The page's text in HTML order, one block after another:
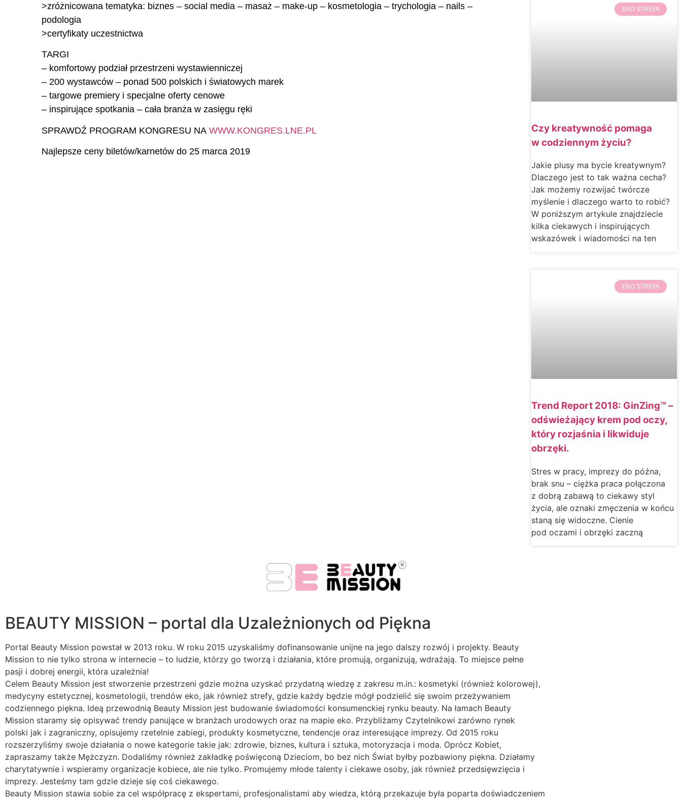
>zróżnicowana tematyka: biznes – social media – masaż – make-up – kosmetologia – trychologia – nails –
podologia
>certyfikaty uczestnictwa
TARGI
– komfortowy podział przestrzeni wystawienniczej
– 200 wystawców – ponad 500 polskich i światowych marek
– targowe premiery i specjalne oferty cenowe
– inspirujące spotkania – cała branża w zasięgu ręki
SPRAWDŹ PROGRAM KONGRESU NA WWW.KONGRES.LNE.PL
Najlepsze ceny biletów/karnetów do 25 marca 2019
EKO STREFA
Czy kreatywność pomaga
w codziennym życiu?
Jakie plusy ma bycie kreatywnym?
Dlaczego jest to tak ważna cecha?
Jak możemy rozwijać twórcze
myślenie i dlaczego warto to robić?
W poniższym artykule znajdziecie
kilka ciekawych i inspirujących
wskazówek i wiadomości na ten
EKO STREFA
Trend Report 2018: GinZing™ –
odświeżający krem pod oczy,
który rozjaśnia i likwiduje
obrzęki.
Stres w pracy, imprezy do późna,
brak snu – ciężka praca połączona
z dobrą zabawą to ciekawy styl
życia, ale oznaki zmęczenia w końcu
staną się widoczne. Cienie
pod oczami i obrzęki zaczną
BEAUTY MISSION – portal dla Uzależnionych od Piękna
Portal Beauty Mission powstał w 2013 roku. W roku 2015 uzyskaliśmy dofinansowanie unijne na jego dalszy rozwój i projekty. Beauty
Mission to nie tylko strona w internecie – to ludzie, którzy go tworzą i działania, które promują, organizują, wdrażają. To miejsce pełne
pasji i dobrej energii, która uzależnia!
Celem Beauty Mission jest stworzenie przestrzeni gdzie można uzyskać przydatną wiedzę z zakresu m.in.: kosmetyki (również kolorowej),
medycyny estetycznej, kosmetologii, trendów eko, jak również strefy, gdzie każdy będzie mógł podzielić się swoim przeżywaniem
codziennego piękna. Ideą przewodnią Beauty Mission jest budowanie świadomości konsumenckiej rynku beauty. Na łamach Beauty
Mission staramy się opisywać trendy panujące w branżach urodowych oraz na mapie eko. Przybliżamy Czytelnikowi zarówno rynek
polski jak i zagraniczny, opisujemy rzetelnie zabiegi, produkty kosmetyczne, tendencje oraz interesujące imprezy. Od 2015 roku
rozszerzyliśmy swoje działania o nowe kategorie takie jak: zdrowie, biznes, kultura i sztuka, motoryzacja i moda. Oprócz Kobiet,
zapraszamy także Mężczyzn. Dodaliśmy również zakładkę poświęconą Dzieciom, bo bez nich Świat byłby pozbawiony piękna. Działamy
charytatywnie i wspieramy organizacje kobiece, ale nie tylko. Promujemy młode talenty i ciekawe osoby, jak również przedsięwzięcia i
imprezy. Jesteśmy tam gdzie dzieje się coś ciekawego.
Beauty Mission stawia sobie za cel współpracę z ekspertami, profesjonalistami aby wiedza, którą przekazuje była poparta doświadczeniem